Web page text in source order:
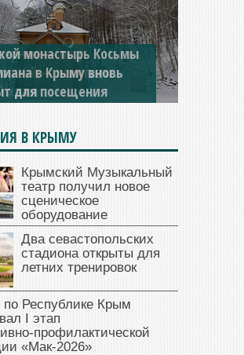
монастырь Косьмы
в Крыму вновь
для посещения
В КРЫМУ
Крымский Музыкальный
театр получил новое
сценическое
оборудование
Два севастопольских
стадиона открыты для
летних тренировок
Республике Крым
I этап
«Мак‑2026»